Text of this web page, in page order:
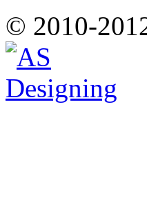
© 2010-